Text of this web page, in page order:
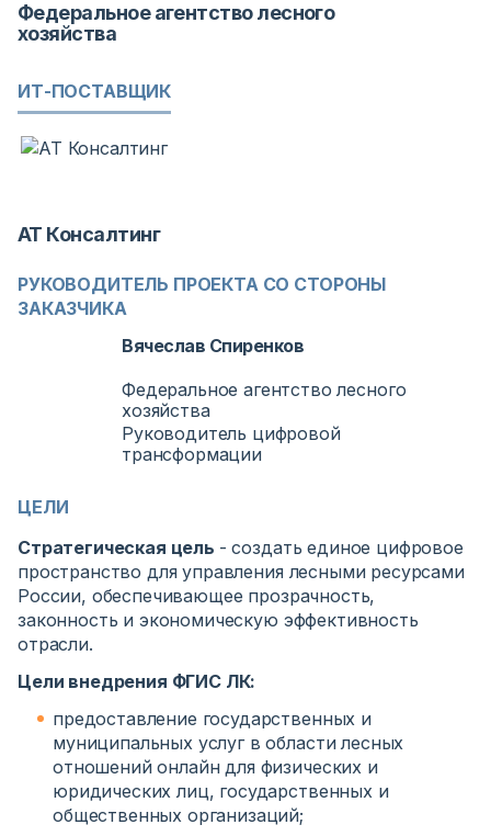
РУКОВОДИТЕЛЬ ПРОЕКТА СО СТОРОНЫ
ЗАКАЗЧИКА
Вячеслав Спиренков
Федеральное агентство лесного
хозяйства
Руководитель цифровой
трансформации
ЦЕЛИ
Стратегическая цель - создать единое цифровое
пространство для управления лесными ресурсами
России, обеспечивающее прозрачность,
законность и экономическую эффективность
отрасли.
Цели внедрения ФГИС ЛК:
предоставление государственных и
муниципальных услуг в области лесных
отношений онлайн для физических и
юридических лиц, государственных и
общественных организаций;
Федеральное агентство лесного
хозяйства
ИТ-ПОСТАВЩИК
АТ Консалтинг